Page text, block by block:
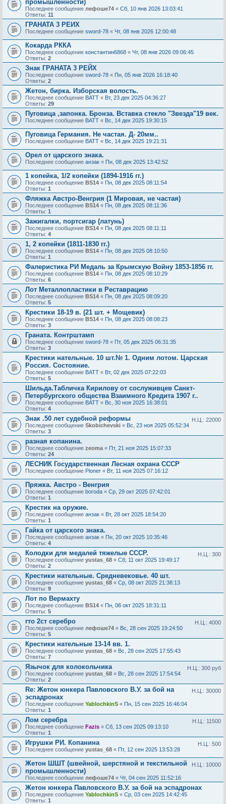
промышленности)
Последнее сообщение лефоше74 « Сб, 10 янв 2026 13:03:41
Ответы: 11
ГРАНАТА 3 РЕИХ
Последнее сообщение sword-78 « Чт, 08 янв 2026 12:00:48
Кокарда РККА
Последнее сообщение константин6868 « Чт, 08 янв 2026 09:06:45
Ответы: 2
Знак ГРАНАТА 3 РЕЙХ
Последнее сообщение sword-78 « Пн, 05 янв 2026 16:18:40
Ответы: 2
Жетон, бирка. Изборская волость.
Последнее сообщение BATT « Вт, 23 дек 2025 04:36:27
Ответы: 29
Пуговица ,запонка. Бронза. Вставка стекло "Звезда"19 век.
Последнее сообщение BATT « Вс, 14 дек 2025 19:30:15
Пуговица Германия. Не частая. Д- 20мм..
Последнее сообщение BATT « Вс, 14 дек 2025 19:21:31
Орел от царского знака.
Последнее сообщение анзак « Пн, 08 дек 2025 13:42:52
1 копейка, 1/2 копейки (1894-1916 гг.)
Последнее сообщение BS14 « Пн, 08 дек 2025 08:11:54
Ответы: 1
Фляжка Австро-Венгрия (1 Мировая, не частая)
Последнее сообщение BS14 « Пн, 08 дек 2025 08:11:36
Ответы: 1
Зажигалки, портсигар (латунь)
Последнее сообщение BS14 « Пн, 08 дек 2025 08:11:11
Ответы: 4
1, 2 копейки (1811-1830 гг.)
Последнее сообщение BS14 « Пн, 08 дек 2025 08:10:50
Ответы: 1
Фалеристика РИ Медаль за Крымскую Войну 1853-1856 гг.
Последнее сообщение BS14 « Пн, 08 дек 2025 08:10:29
Ответы: 6
Лот Металлопластики в Реставрацию
Последнее сообщение BS14 « Пн, 08 дек 2025 08:09:20
Ответы: 5
Крестики 18-19 в. (21 шт. + Мощевик)
Последнее сообщение BS14 « Пн, 08 дек 2025 08:08:23
Ответы: 3
Граната. Контрштамп
Последнее сообщение sword-78 « Пт, 05 дек 2025 06:31:35
Ответы: 3
Крестики нательные. 10 шт.№ 1. Одним лотом. Царская
Россия. Состояние.
Последнее сообщение BATT « Вт, 02 дек 2025 07:22:03
Ответы: 5
Шильда.Табличка Кирилову от сослуживцев Санкт-
Петербургского общества Взаимного Кредита 1907 г..
Последнее сообщение BATT « Вс, 30 ноя 2025 16:38:01
Ответы: 4
Н.Ц.: 22000
Знак .50 лет судебной реформы
Последнее сообщение Skobichevski « Вс, 23 ноя 2025 05:52:34
Ответы: 3
разная копанина.
Последнее сообщение zeoma « Пт, 21 ноя 2025 15:07:33
Ответы: 24
ЛЕСНИК Государственная Лесная охрана СССР
Последнее сообщение Pioner « Вт, 11 ноя 2025 07:16:12
Пряжка. Австро - Венгрия
Последнее сообщение boroda « Ср, 29 окт 2025 07:42:01
Ответы: 1
Крестик на оружие.
Последнее сообщение анзак « Вт, 28 окт 2025 18:54:20
Ответы: 1
Гайка от царского знака.
Последнее сообщение анзак « Пн, 20 окт 2025 10:35:46
Ответы: 4
Н.Ц.: 300
Колодки для медалей тяжелые СССР.
Последнее сообщение yustas_68 « Сб, 11 окт 2025 19:49:17
Ответы: 2
Крестики нательные. Средневековье. 40 шт.
Последнее сообщение yustas_68 « Ср, 08 окт 2025 21:38:13
Ответы: 9
Лот по Вермахту
Последнее сообщение BS14 « Пн, 06 окт 2025 18:31:11
Ответы: 5
Н.Ц.: 4000
гто 2ст серебро
Последнее сообщение лефоше74 « Вс, 28 сен 2025 19:24:50
Ответы: 5
Крестики нательные 13-14 вв. 1.
Последнее сообщение yustas_68 « Вс, 28 сен 2025 17:55:43
Ответы: 7
Н.Ц.: 300 руб
Язычок для колокольчика
Последнее сообщение yustas_68 « Вс, 28 сен 2025 17:54:54
Ответы: 2
Н.Ц.: 30000
Re: Жетон юнкера Павловского В.У. за бой на
эспадронах
Последнее сообщение YablochkinS « Пн, 15 сен 2025 16:46:04
Ответы: 1
Н.Ц.: 11500
Лом серебра
Последнее сообщение Fazis « Сб, 13 сен 2025 09:13:10
Ответы: 1
Н.Ц.: 500
Игрушки РИ. Копанина
Последнее сообщение yustas_68 « Пт, 12 сен 2025 13:53:28
Н.Ц.: 10000
Жетон ШШТ (швейной, шерстяной и текстильной
промышленности)
Последнее сообщение лефоше74 « Чт, 04 сен 2025 11:52:16
Жетон юнкера Павловского В.У. за бой на эспадронах
Последнее сообщение YablochkinS « Ср, 03 сен 2025 14:42:45
Ответы: 1